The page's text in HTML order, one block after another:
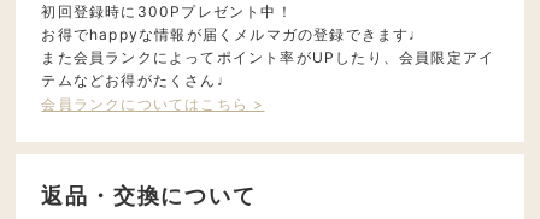
初回登録時に300Pプレゼント中！
お得でhappyな情報が届くメルマガの登録できます♩
また会員ランクによってポイント率がUPしたり、会員限定アイ
テムなどお得がたくさん♩
会員ランクについてはこちら >
返品・交換について